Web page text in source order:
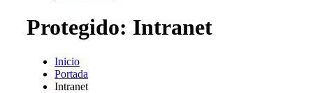
Protegido: Intranet
Inicio
Portada
Intranet